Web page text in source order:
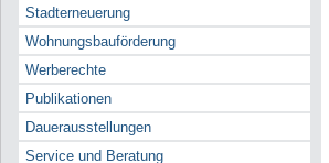
Stadterneuerung
Wohnungsbauförderung
Werberechte
Publikationen
Dauerausstellungen
Service und Beratung